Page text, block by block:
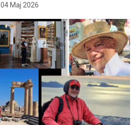
04 Maj 2026